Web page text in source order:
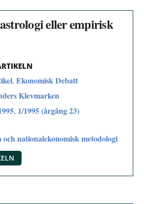
eller empirisk
,Ekonomisk Debatt
Klevmarken
, 1/1995 (årgång 23)
nationalekonomisk metodologi